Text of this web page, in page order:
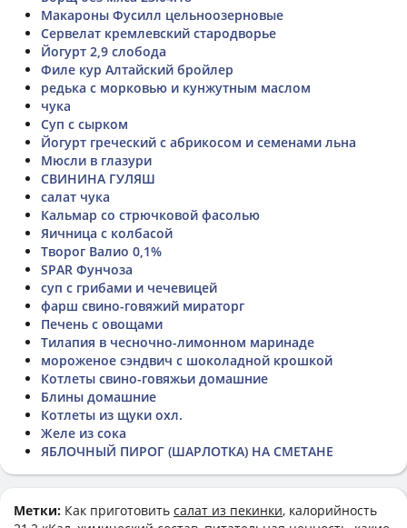
Макароны Фусилл цельноозерновые
Сервелат кремлевский стародворье
Йогурт 2,9 слобода
Филе кур Алтайский бройлер
редька с морковью и кунжутным маслом
чука
Суп с сырком
Йогурт греческий с абрикосом и семенами льна
Мюсли в глазури
СВИНИНА ГУЛЯШ
салат чука
Кальмар со стрючковой фасолью
Яичница с колбасой
Творог Валио 0,1%
SPAR Фунчоза
суп с грибами и чечевицей
фарш свино-говяжий мираторг
Печень с овощами
Тилапия в чесночно-лимонном маринаде
мороженое сэндвич с шоколадной крошкой
Котлеты свино-говяжьи домашние
Блины домашние
Котлеты из щуки охл.
Желе из сока
ЯБЛОЧНЫЙ ПИРОГ (ШАРЛОТКА) НА СМЕТАНЕ
Метки: Как приготовить салат из пекинки, калорийность